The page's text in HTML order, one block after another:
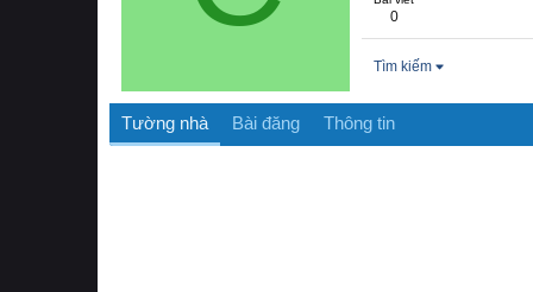
0
Tìm kiếm
Tường nhà Bài đăng Thông tin